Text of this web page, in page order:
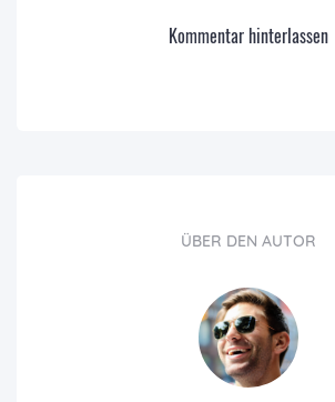
Kommentar hinterlassen
ÜBER DEN AUTOR